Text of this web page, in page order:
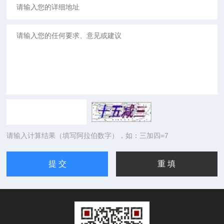
请输入计算结果（填写阿拉伯数字），如：三加四=7